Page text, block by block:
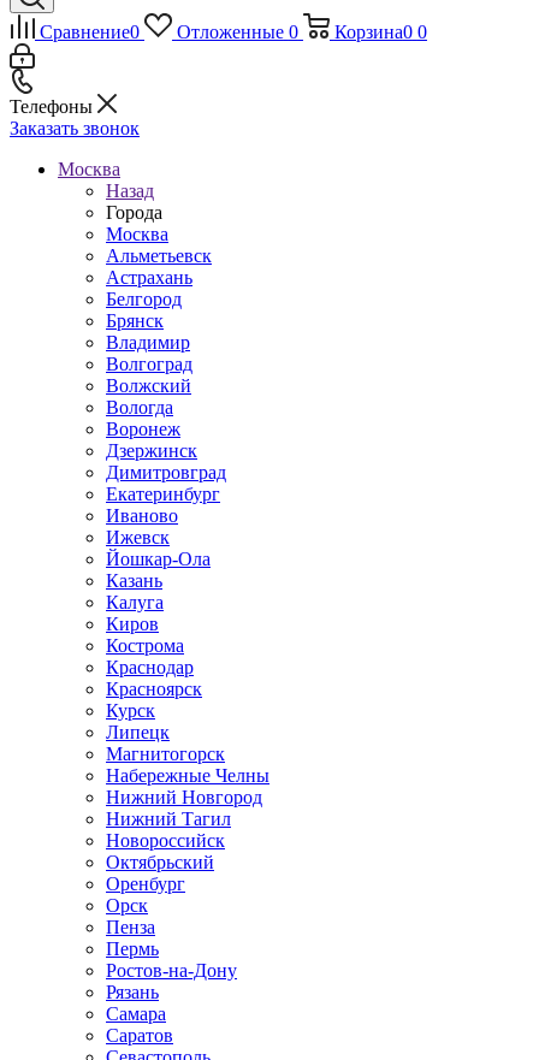
Сравнение0 Отложенные 0 Корзина0 0
Телефоны
Заказать звонок
Москва
Назад
Города
Москва
Альметьевск
Астрахань
Белгород
Брянск
Владимир
Волгоград
Волжский
Вологда
Воронеж
Дзержинск
Димитровград
Екатеринбург
Иваново
Ижевск
Йошкар-Ола
Казань
Калуга
Киров
Кострома
Краснодар
Красноярск
Курск
Липецк
Магнитогорск
Набережные Челны
Нижний Новгород
Нижний Тагил
Новороссийск
Октябрьский
Оренбург
Орск
Пенза
Пермь
Ростов-на-Дону
Рязань
Самара
Саратов